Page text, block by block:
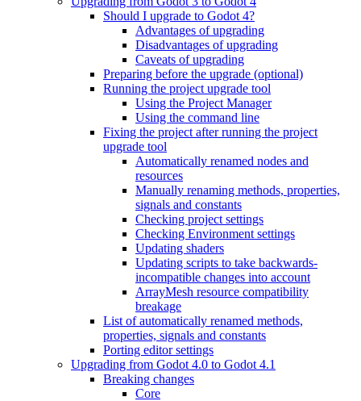
Should I upgrade to Godot 4?
Advantages of upgrading
Disadvantages of upgrading
Caveats of upgrading
Preparing before the upgrade (optional)
Running the project upgrade tool
Using the Project Manager
Using the command line
Fixing the project after running the project
upgrade tool
Automatically renamed nodes and
resources
Manually renaming methods, properties,
signals and constants
Checking project settings
Checking Environment settings
Updating shaders
Updating scripts to take backwards-
incompatible changes into account
ArrayMesh resource compatibility
breakage
List of automatically renamed methods,
properties, signals and constants
Porting editor settings
Upgrading from Godot 4.0 to Godot 4.1
Breaking changes
Core